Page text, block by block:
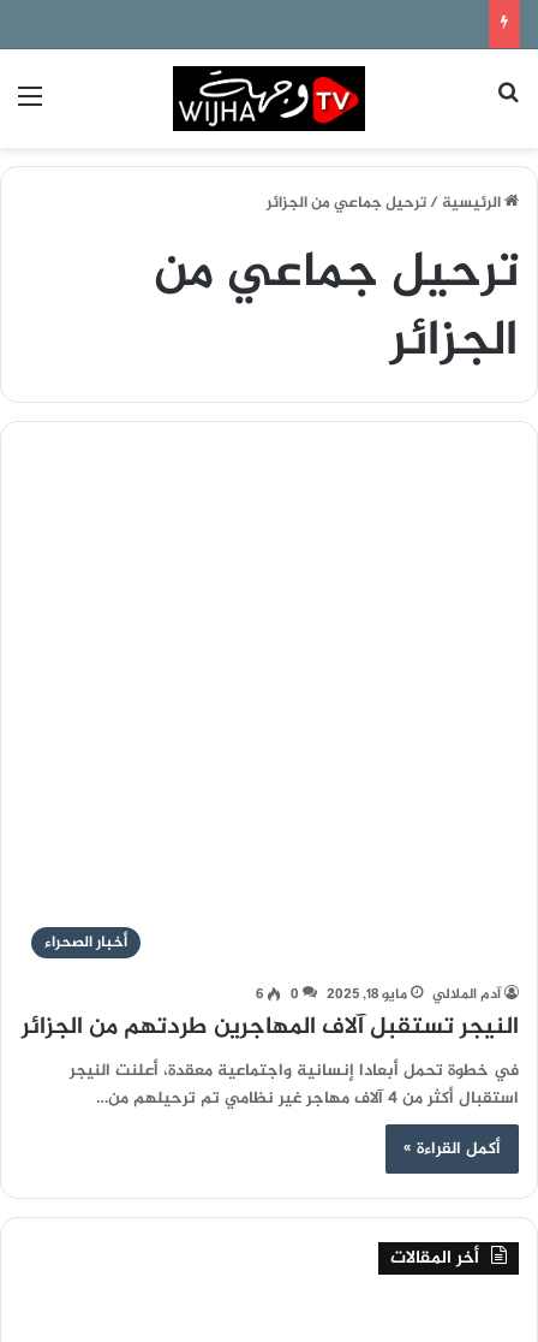
الرئيسية/ترحيل جماعي من الجزائر
ترحيل جماعي من
الجزائر
أخبار الصحراء
آدم الملالي مايو 18, 2025 0
6
النيجر تستقبل آلاف المهاجرين طردتهم من الجزائر
في خطوة تحمل أبعادا إنسانية واجتماعية معقدة، أعلنت النيجر
استقبال أكثر من 4 آلاف مهاجر غير نظامي تم ترحيلهم من…
أكمل القراءة »
أخر المقالات